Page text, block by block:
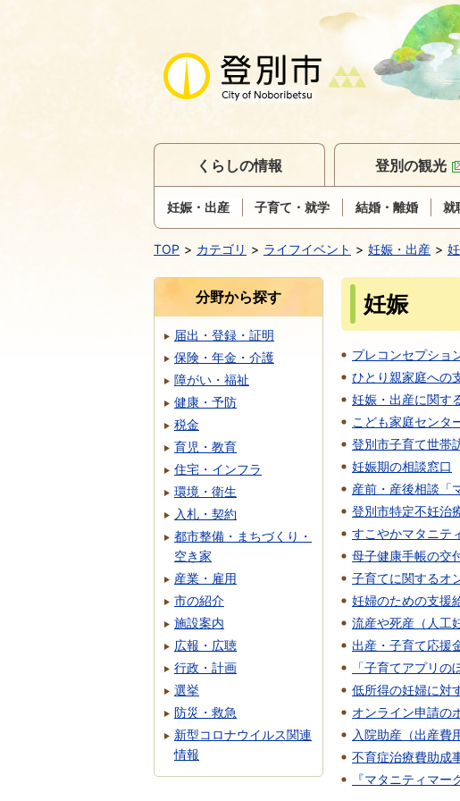
くらしの情報
妊娠・出産 子育て・就学 結婚・離婚 就
登別の観光
TOP カテゴリ ライフイベント 妊娠・出産
妊娠
プレコンセプショ
ひとり親家庭への
妊娠・出産に関す
こども家庭センタ
登別市子育て世帯
妊娠期の相談窓口
産前・産後相談「
登別市特定不妊治
すこやかマタニテ
母子健康手帳の交
子育てに関するオ
妊婦のための支援
流産や死産（人工
出産・子育て応援
「子育てアプリ
低所得の妊婦に対
オンライン申請の
入院助産（出産費
不育症治療費助成
『マタニティマ
分野から探す
届出・登録・証明
保険・年金・介護
障がい・福祉
健康・予防
税金
育児・教育
住宅・インフラ
環境・衛生
入札・契約
都市整備・まちづくり・
空き家
産業・雇用
市の紹介
施設案内
広報・広聴
行政・計画
選挙
防災・救急
新型コロナウイルス関連
情報